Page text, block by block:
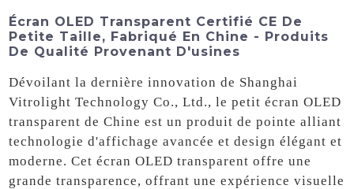
Écran OLED Transparent Certifié CE De
Petite Taille, Fabriqué En Chine - Produits
De Qualité Provenant D'usines
Dévoilant la dernière innovation de Shanghai
Vitrolight Technology Co., Ltd., le petit écran OLED
transparent de Chine est un produit de pointe alliant
technologie d'affichage avancée et design élégant et
moderne. Cet écran OLED transparent offre une
grande transparence, offrant une expérience visuelle